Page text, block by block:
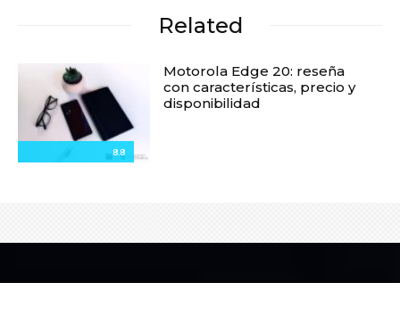
Related
8.8
Motorola Edge 20: reseña
con características, precio y
disponibilidad